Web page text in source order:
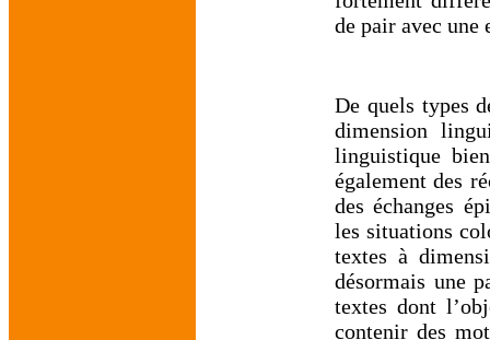
de pair avec une
De quels types
dimension
linguistique
également des
des échanges
les situations
textes à
désormais une
textes dont
contenir des